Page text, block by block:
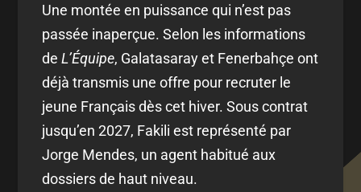
Une montée en puissance qui n’est pas
passée inaperçue. Selon les informations
deL’Équipe, Galatasaray et Fenerbahçe ont
déjà transmis une offre pour recruter le
jeune Français dès cet hiver. Sous contrat
jusqu’en 2027, Fakili est représenté par
Jorge Mendes, un agent habitué aux
dossiers de haut niveau.